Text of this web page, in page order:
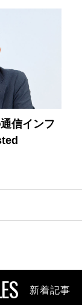
信インフ
新着記事